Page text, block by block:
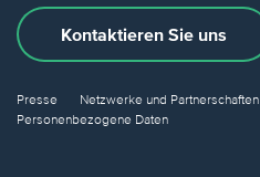
Kontaktieren Sie uns
Presse Netzwerke und Partnerschaften
Personenbezogene Daten